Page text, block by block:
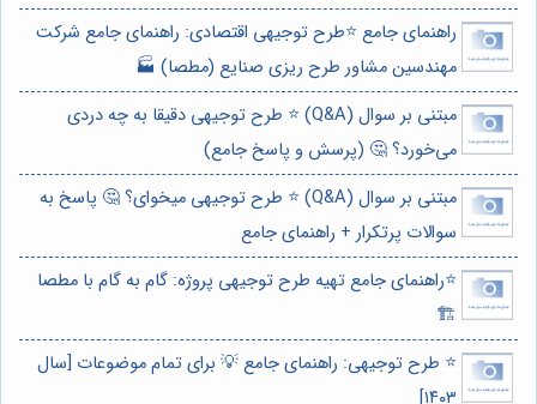
راهنمای جامع ⭐️طرح توجیهی اقتصادی: راهنمای جامع شرکت
مهندسین مشاور طرح ریزی صنایع (مطصا) 🏭
مبتنی بر سوال (Q&A) ⭐️ طرح توجیهی دقیقا به چه دردی
می‌خورد؟ 🤔 (پرسش و پاسخ جامع)
مبتنی بر سوال (Q&A) ⭐️ طرح توجیهی میخوای؟ 🤔 پاسخ به
سوالات پرتکرار + راهنمای جامع
⭐️راهنمای جامع تهیه طرح توجیهی پروژه: گام به گام با مطصا
🏗️
⭐️ طرح توجیهی: راهنمای جامع 💡 برای تمام موضوعات [سال
۱۴۰۳]